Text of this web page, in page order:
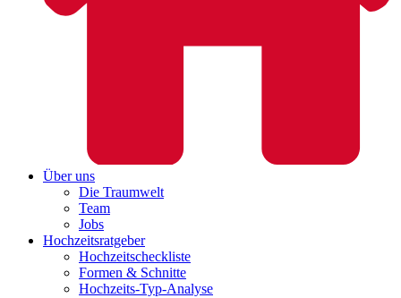
Über uns
Die Traumwelt
Team
Jobs
Hochzeitsratgeber
Hochzeitscheckliste
Formen & Schnitte
Hochzeits-Typ-Analyse